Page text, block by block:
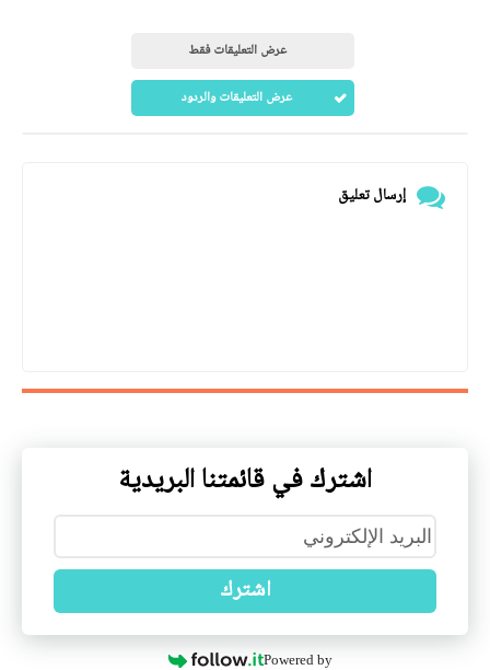
عرض التعليقات فقط
عرض التعليقات والردود
إرسال تعليق
اشترك في قائمتنا البريدية
اشترك
Powered by